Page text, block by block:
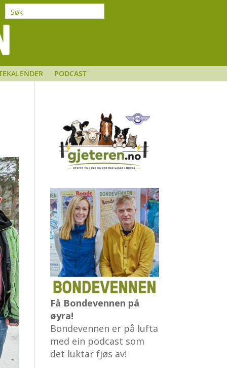
PODCAST
Få Bondevennen på
øyra!
Bondevennen er på lufta
med ein podcast som
det luktar fjøs av!